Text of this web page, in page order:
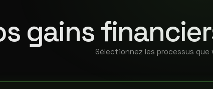
gains
Sélectionnez les processus